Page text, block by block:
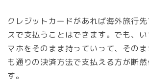
クレジットカードがあれば海外旅行
スで支払うことはできます。でも、
マホをそのまま持っていって、その
も通りの決済方法で支払える方が断
す。